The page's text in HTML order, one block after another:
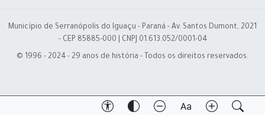
Município de Serranópolis do Iguaçu - Paraná - Av. Santos Dumont, 2021
- CEP 85885-000 | CNPJ 01.613.052/0001-04
© 1996 - 2024 - 29 anos de história - Todos os direitos reservados.